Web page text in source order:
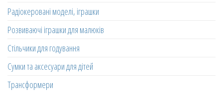
Радіокеровані моделі, іграшки
Розвиваючі іграшки для малюків
Стільчики для годування
Сумки та аксесуари для дітей
Трансформери